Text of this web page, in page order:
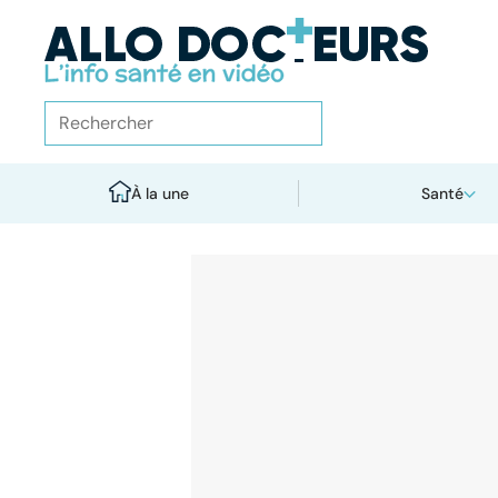
À la une Santé